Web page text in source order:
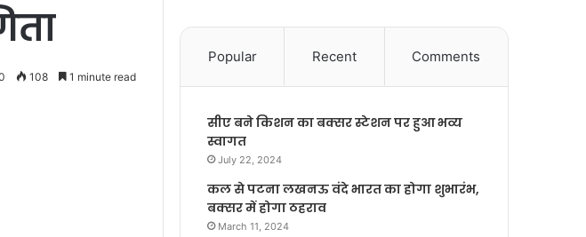
108 1 minute read
Popular Recent Comments
सीए बने किशन का बक्सर स्टेशन पर हुआ भव्य
स्वागत
July 22, 2024
कल से पटना लखनऊ वंदे भारत का होगा शुभारंभ,
बक्सर में होगा ठहराव
March 11, 2024